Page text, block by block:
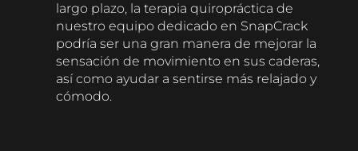
largo plazo, la terapia quiropráctica de
nuestro equipo dedicado en SnapCrack
podría ser una gran manera de mejorar la
sensación de movimiento en sus caderas,
así como ayudar a sentirse más relajado y
cómodo.